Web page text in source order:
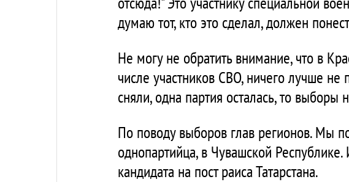
думаю тот, кто это сделал, должен
Не могу не обратить внимание, что в
числе участников СВО, ничего лучше не
сняли, одна партия осталась, то выборы
По поводу выборов глав регионов. Мы
однопартийца, в Чувашской
кандидата на пост раиса Татарстана.